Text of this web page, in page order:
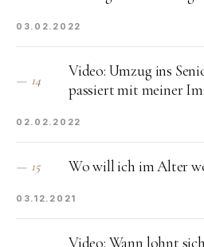
03.02.2022
— 14
Video: Umzug ins
passiert mit meiner
02.02.2022
— 15 Wo will ich im Alter
03.12.2021
Video: Wann lohnt